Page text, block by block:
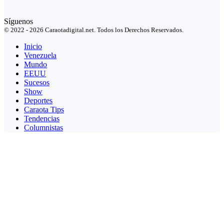
Síguenos
© 2022 - 2026 Caraotadigital.net. Todos los Derechos Reservados.
Inicio
Venezuela
Mundo
EEUU
Sucesos
Show
Deportes
Caraota Tips
Tendencias
Columnistas